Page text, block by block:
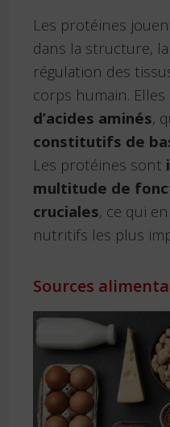
Les protéines
dans la structure,
régulation des
corps humain.
d’acides aminés,
constitutifs de
Les protéines sont
multitude de
cruciales, ce qui
nutritifs les plus
Sources